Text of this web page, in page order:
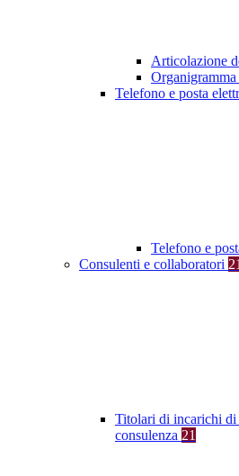
Articolazione
Organigramma
Telefono e posta
Telefono e
Consulenti e collaboratori 21
Titolari di incarichi di
consulenza 21